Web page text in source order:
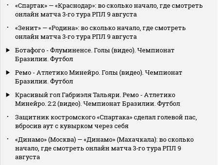
«Спартак» — «Краснодар»: во сколько начало, где смотреть
онлайн матча 3‑го тура РПЛ 9 августа
«Зенит» — «Родина»: во сколько начало, где смотреть
онлайн матча 3‑го тура РПЛ 9 августа
Ботафого - Флуминенсе. Голы (видео). Чемпионат
Бразилии. Футбол
Ремо - Атлетико Минейро. Голы (видео). Чемпионат
Бразилии. Футбол
Красивый гол Габриэля Тальяри. Ремо - Атлетико
Минейро. 2:2 (видео). Чемпионат Бразилии. Футбол
Защитник костромского «Спартака» сделал голевой пас,
вбросив аут с кувырком через себя
«Динамо» (Москва) — «Динамо» (Махачкала): во сколько
начало, где смотреть онлайн матча 3‑го тура РПЛ 9
августа